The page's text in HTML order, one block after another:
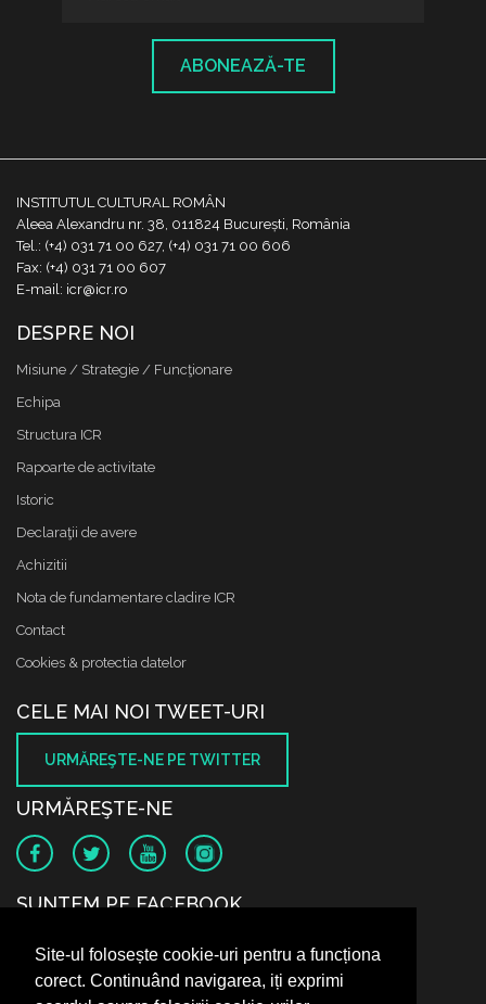
Site-ul folosește cookie-uri pentru a funcționa
corect. Continuând navigarea, iți exprimi
ABONEAZĂ-TE
INSTITUTUL CULTURAL ROMÂN
Aleea Alexandru nr. 38, 011824 București, România
Tel.: (+4) 031 71 00 627, (+4) 031 71 00 606
Fax: (+4) 031 71 00 607
E-mail: icr@icr.ro
DESPRE NOI
Misiune / Strategie / Funcţionare
Echipa
Structura ICR
Rapoarte de activitate
Istoric
Declaraţii de avere
Achizitii
Nota de fundamentare cladire ICR
Contact
Cookies & protectia datelor
CELE MAI NOI TWEET-URI
URMĂREŞTE-NE PE TWITTER
URMĂREŞTE-NE
SUNTEM PE FACEBOOK